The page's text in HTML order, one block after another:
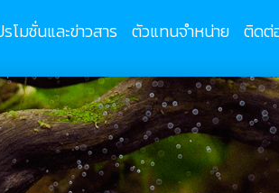
รโมชั่นและข่าวสาร ตัวแทนจำหน่าย ติดต่